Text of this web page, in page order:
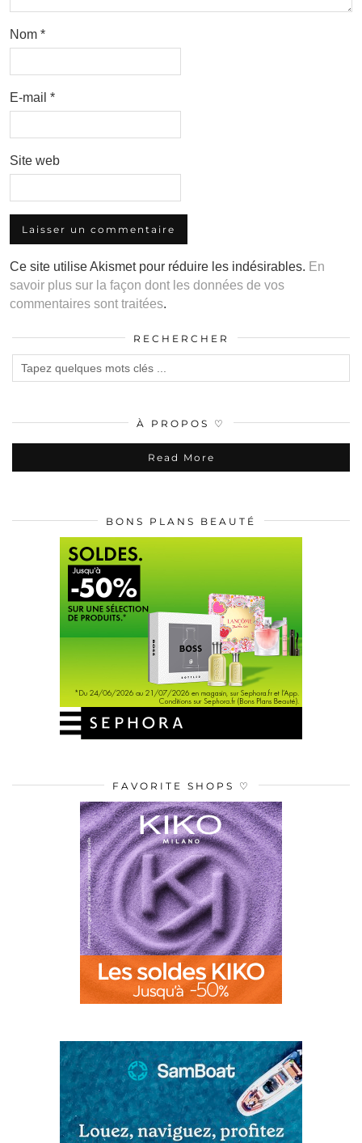
Nom *
E-mail *
Site web
Ce site utilise Akismet pour réduire les indésirables. En
savoir plus sur la façon dont les données de vos
commentaires sont traitées.
RECHERCHER
À PROPOS ♡
Read More
BONS PLANS BEAUTÉ
FAVORITE SHOPS ♡